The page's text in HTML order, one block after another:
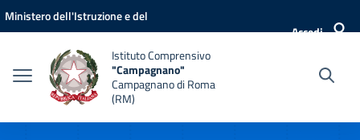
Vai ai contenuti
Vai al menu di navigazione
Vai al footer
Ministero dell'Istruzione e del
Accedi
Istituto Comprensivo
"Campagnano"
Campagnano di Roma
(RM)